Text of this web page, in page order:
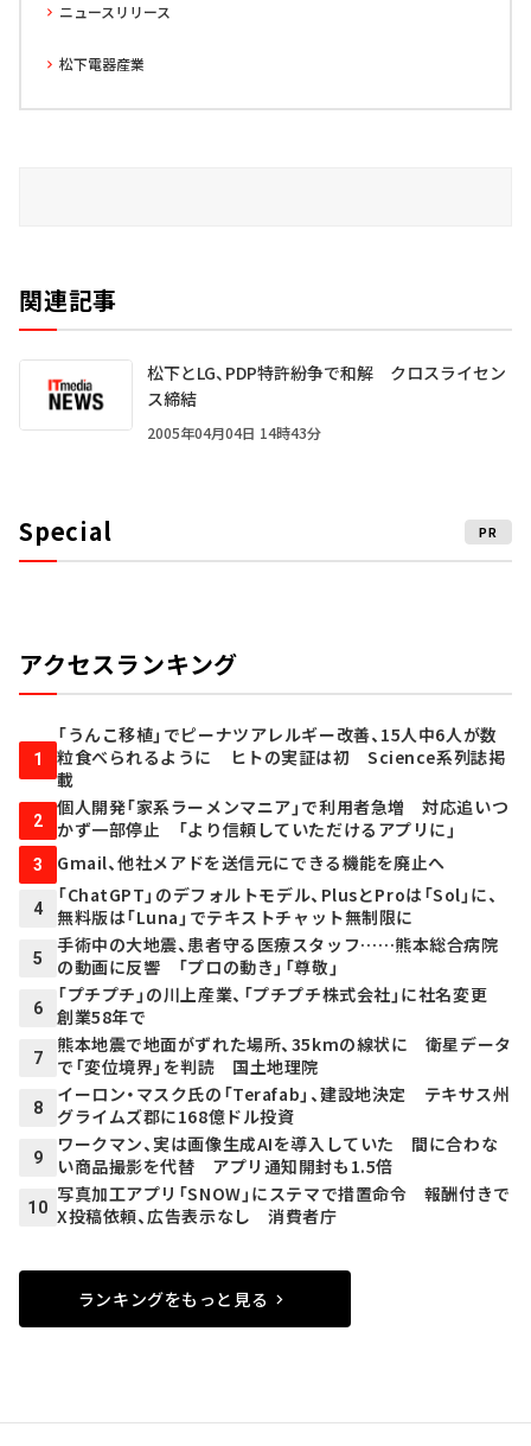
ニュースリリース
松下電器産業
関連記事
松下とLG、PDP特許紛争で和解 クロスライセン
ス締結
2005年04月04日 14時43分
Special PR
アクセスランキング
1
「うんこ移植」でピーナツアレルギー改善、15人中6人が数
粒食べられるように ヒトの実証は初 Science系列誌掲
載
2
個人開発「家系ラーメンマニア」で利用者急増 対応追いつ
かず一部停止 「より信頼していただけるアプリに」
3 Gmail、他社メアドを送信元にできる機能を廃止へ
4
「ChatGPT」のデフォルトモデル、PlusとProは「Sol」に、
無料版は「Luna」でテキストチャット無制限に
5
手術中の大地震、患者守る医療スタッフ……熊本総合病院
の動画に反響 「プロの動き」「尊敬」
6
「プチプチ」の川上産業、「プチプチ株式会社」に社名変更
創業58年で
7
熊本地震で地面がずれた場所、35kmの線状に 衛星データ
で「変位境界」を判読 国土地理院
8
イーロン・マスク氏の「Terafab」、建設地決定 テキサス州
グライムズ郡に168億ドル投資
9
ワークマン、実は画像生成AIを導入していた 間に合わな
い商品撮影を代替 アプリ通知開封も1.5倍
10
写真加工アプリ「SNOW」にステマで措置命令 報酬付きで
X投稿依頼、広告表示なし 消費者庁
ランキングをもっと見る